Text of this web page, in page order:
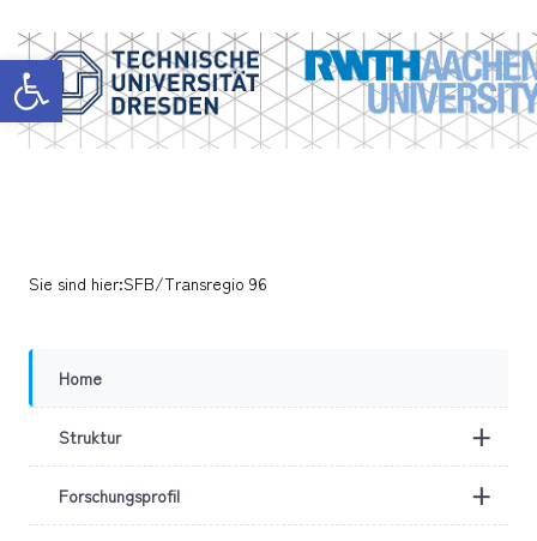
Werkzeugleiste öffnen
Sie sind hier:SFB/Transregio 96
Home
+
Struktur
+
Forschungsprofil